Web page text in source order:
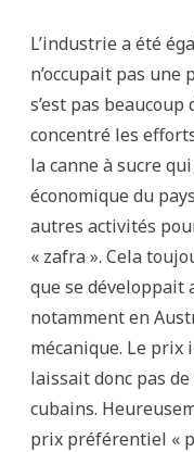
L’industrie a été
n’occupait pas
s’est pas
concentré les
la canne à sucre
économique du
autres activités
« zafra ». Cela
que se développait
notamment en
mécanique. Le
laissait donc pas
cubains.
prix préférentiel «